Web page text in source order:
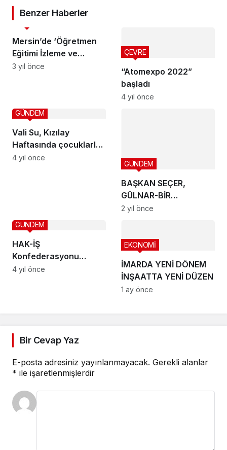
Benzer Haberler
Mersin’de ‘Öğretmen
Eğitimi İzleme ve
Değerlendirme Sistemi
3 yıl önce
“Atomexpo 2022”
başladı
ÇEVRE
4 yıl önce
Vali Su, Kızılay
Haftasında çocuklarla
kahvaltıda buluştu
GÜNDEM
4 yıl önce
BAŞKAN SEÇER,
GÜLNAR-BİR
DERNEĞİ’NIN ARABAŞI
GÜNDEM
2 yıl önce
HAK-İŞ
Konfederasyonu
Mersin İl Başkanı
GÜNDEM
4 yıl önce
İMARDA YENİ DÖNEM
İNŞAATTA YENİ DÜZEN
EKONOMİ
1 ay önce
Bir Cevap Yaz
E-posta adresiniz yayınlanmayacak. Gerekli alanlar
* ile işaretlenmişlerdir